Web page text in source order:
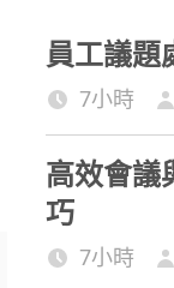
員工議題
7小時
高效會議
巧
7小時